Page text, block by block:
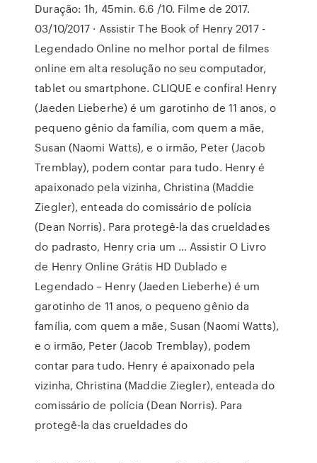
Duração: 1h, 45min. 6.6 /10. Filme de 2017.
03/10/2017 · Assistir The Book of Henry 2017 -
Legendado Online no melhor portal de filmes
online em alta resolução no seu computador,
tablet ou smartphone. CLIQUE e confira! Henry
(Jaeden Lieberhe) é um garotinho de 11 anos, o
pequeno gênio da família, com quem a mãe,
Susan (Naomi Watts), e o irmão, Peter (Jacob
Tremblay), podem contar para tudo. Henry é
apaixonado pela vizinha, Christina (Maddie
Ziegler), enteada do comissário de polícia
(Dean Norris). Para protegê-la das crueldades
do padrasto, Henry cria um … Assistir O Livro
de Henry Online Grátis HD Dublado e
Legendado – Henry (Jaeden Lieberhe) é um
garotinho de 11 anos, o pequeno gênio da
família, com quem a mãe, Susan (Naomi Watts),
e o irmão, Peter (Jacob Tremblay), podem
contar para tudo. Henry é apaixonado pela
vizinha, Christina (Maddie Ziegler), enteada do
comissário de polícia (Dean Norris). Para
protegê-la das crueldades do